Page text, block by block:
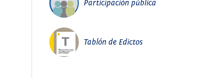
Participación pública
Tablón de Edictos